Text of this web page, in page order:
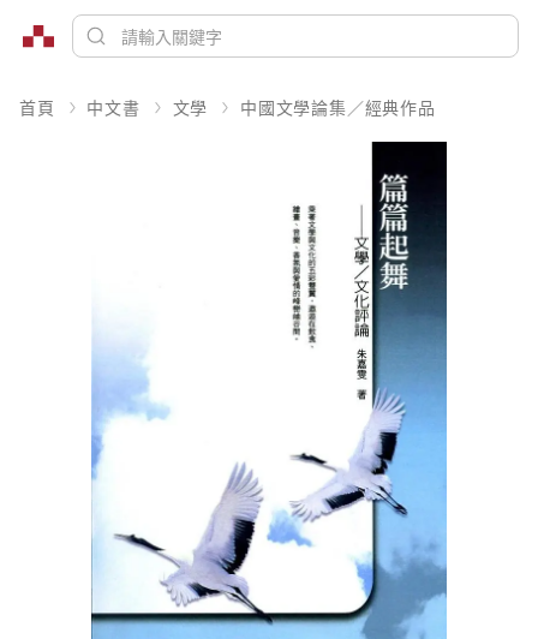
首頁 中文書 文學 中國文學論集／經典作品